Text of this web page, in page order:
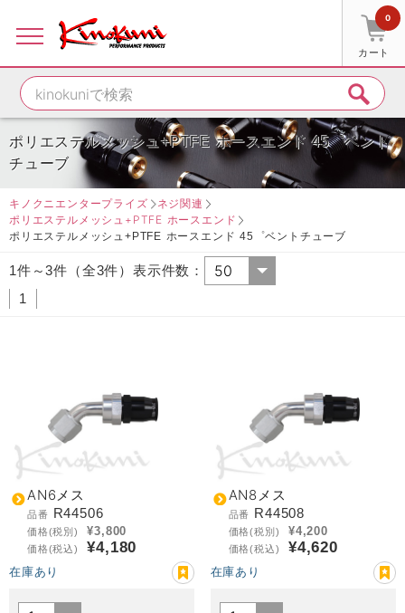
カート
0
ポリエステルメッシュ+PTFE ホースエンド 45゜ベント
チューブ
キノクニエンタープライズ
ネジ関連
ポリエステルメッシュ+PTFE ホースエンド
ポリエステルメッシュ+PTFE ホースエンド 45゜ベントチューブ
1件～3件（全3件）表示件数：
1
AN6メス
品番 R44506
価格(税別) ¥3,800
価格(税込) ¥4,180
在庫あり
AN8メス
品番 R44508
価格(税別) ¥4,200
価格(税込) ¥4,620
在庫あり